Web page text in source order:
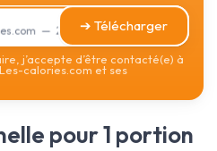
— 2026➔ Télécharger
j’accepte d’être contacté(e) à
calories.com et ses
pour 1 portion